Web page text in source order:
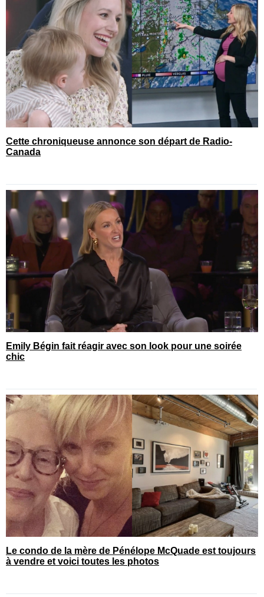
Cette chroniqueuse annonce son départ de Radio-
Canada
Emily Bégin fait réagir avec son look pour une soirée
chic
Le condo de la mère de Pénélope McQuade est toujours
à vendre et voici toutes les photos